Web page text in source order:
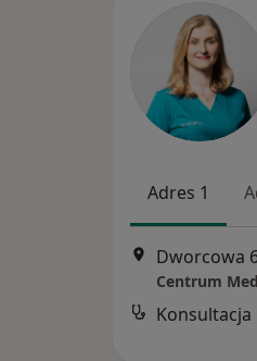
Adres 1
Dworcowa
Centrum